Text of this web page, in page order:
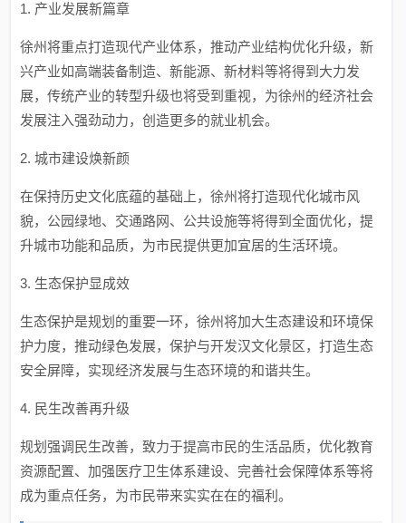
1. 产业发展新篇章
徐州将重点打造现代产业体系，推动产业结构优化升级，新
兴产业如高端装备制造、新能源、新材料等将得到大力发
展，传统产业的转型升级也将受到重视，为徐州的经济社会
发展注入强劲动力，创造更多的就业机会。
2. 城市建设焕新颜
在保持历史文化底蕴的基础上，徐州将打造现代化城市风
貌，公园绿地、交通路网、公共设施等将得到全面优化，提
升城市功能和品质，为市民提供更加宜居的生活环境。
3. 生态保护显成效
生态保护是规划的重要一环，徐州将加大生态建设和环境保
护力度，推动绿色发展，保护与开发汉文化景区，打造生态
安全屏障，实现经济发展与生态环境的和谐共生。
4. 民生改善再升级
规划强调民生改善，致力于提高市民的生活品质，优化教育
资源配置、加强医疗卫生体系建设、完善社会保障体系等将
成为重点任务，为市民带来实实在在的福利。